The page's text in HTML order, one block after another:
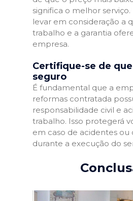
significa o melhor
levar em consideração a
trabalho e a garantia
empresa.
Certifique-se de
seguro
É fundamental que a
reformas contratada
responsabilidade civil e
trabalho. Isso protegerá
em caso de acidentes ou
durante a execução do